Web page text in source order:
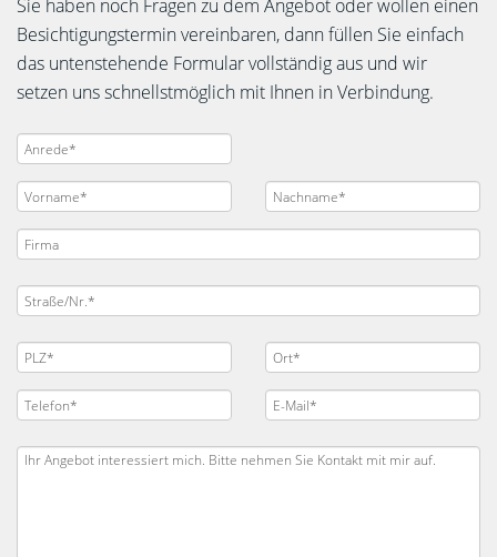
Sie haben noch Fragen zu dem Angebot oder wollen einen
Besichtigungstermin vereinbaren, dann füllen Sie einfach
das untenstehende Formular vollständig aus und wir
setzen uns schnellstmöglich mit Ihnen in Verbindung.